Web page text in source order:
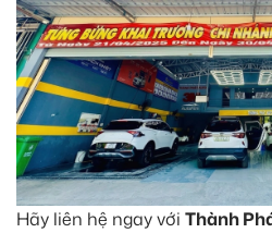
Hãy liên hệ ngay với Thành